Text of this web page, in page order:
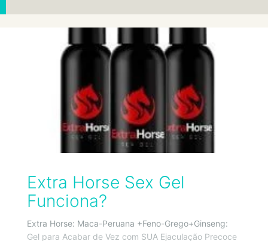
Extra Horse Sex Gel
Funciona?
Extra Horse: Maca-Peruana +Feno-Grego+Ginseng:
Gel para Acabar de Vez com SUA Ejaculação Precoce